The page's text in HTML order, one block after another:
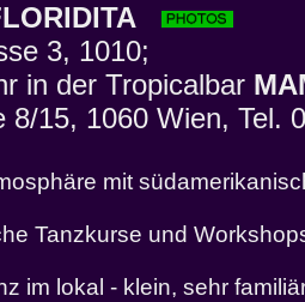
3, 1010;
in der Tropicalbar
8/15, 1060 Wien, Tel.
mit
Tanzkurse und
im lokal - klein, sehr